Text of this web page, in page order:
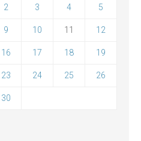
2 3 4 5
9 10 11 12
16 17 18 19
23 24 25 26
30